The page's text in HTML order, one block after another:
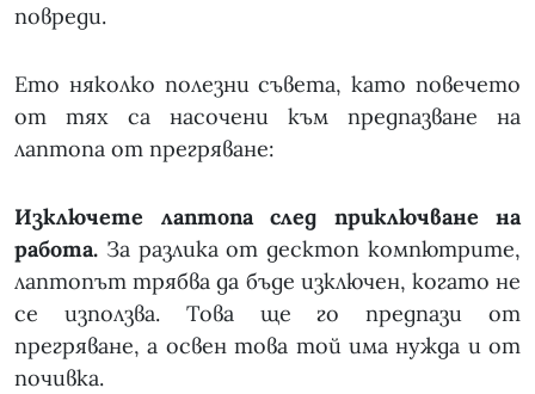
повреди.
Ето няколко полезни съвета, като повечето
от тях са насочени към предпазване на
лаптопа от прегряване:
Изключете лаптопа след приключване на
работа. За разлика от десктоп компютрите,
лаптопът трябва да бъде изключен, когато не
се използва. Това ще го предпази от
прегряване, а освен това той има нужда и от
почивка.